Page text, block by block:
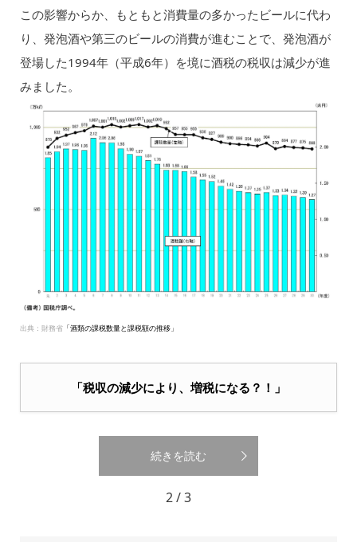
この影響からか、もともと消費量の多かったビールに代わ
り、発泡酒や第三のビールの消費が進むことで、発泡酒が
登場した1994年（平成6年）を境に酒税の税収は減少が進
みました。
出典：財務省「酒類の課税数量と課税額の推移」
「税収の減少により、増税になる？！」
続きを読む
2 / 3